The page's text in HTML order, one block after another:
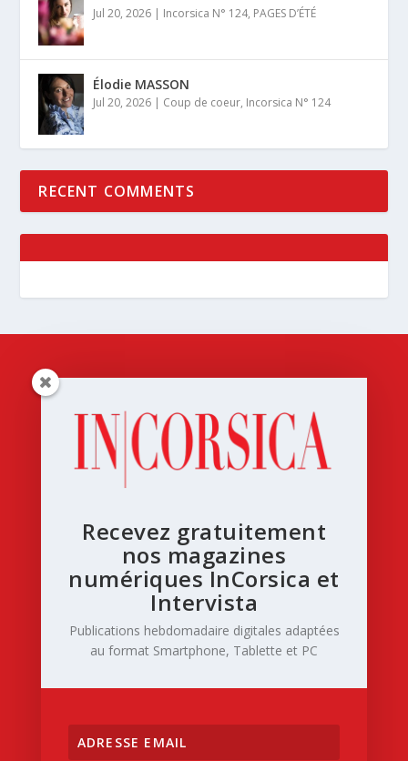
Jul 20, 2026 | Incorsica N° 124, PAGES D’ÉTÉ
Élodie MASSON
Jul 20, 2026 | Coup de coeur, Incorsica N° 124
RECENT COMMENTS
Recevez gratuitement
nos magazines
numériques InCorsica et
Intervista
Publications hebdomadaire digitales adaptées
au format Smartphone, Tablette et PC